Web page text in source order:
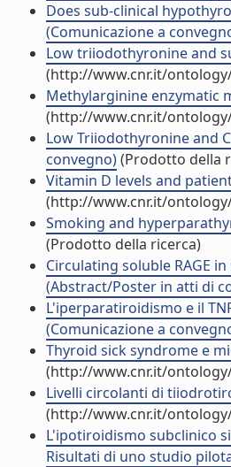
Does sub-clinical
(Comunicazione a
Low triiodothyronine and
(http://www.cnr.it/
Methylarginine enzymatic
(http://www.cnr.it/
Low Triiodothyronine and
convegno)(Prodotto della
Vitamin D levels and
(http://www.cnr.it/
Smoking and
(Prodotto della ricerca)
Circulating soluble RAGE
(Abstract/Poster in atti di
L'iperparatiroidismo e il
(Comunicazione a
Thyroid sick syndrome e
(http://www.cnr.it/
Livelli circolanti di
(http://www.cnr.it/
L'ipotiroidismo subclinico
Risultati di uno studio